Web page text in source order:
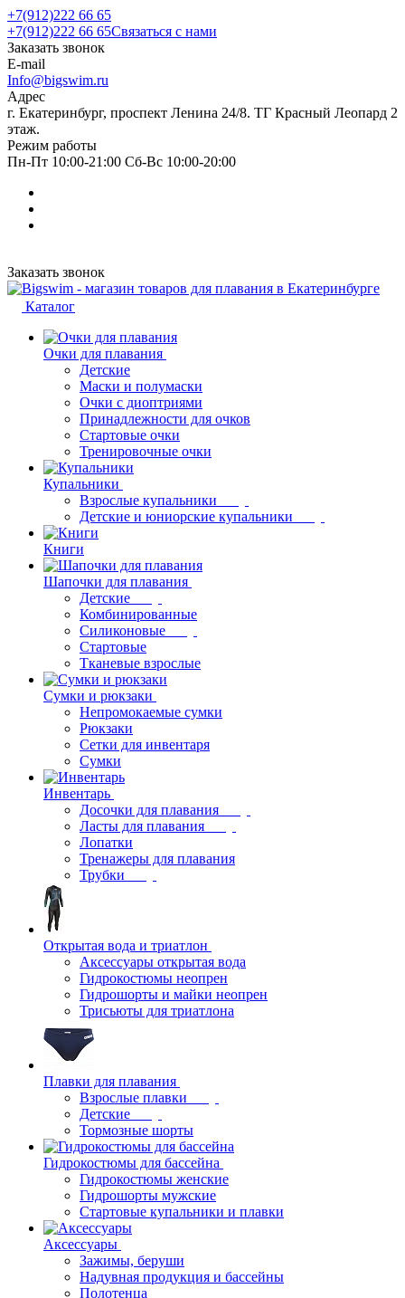
+7(912)222 66 65
+7(912)222 66 65Связаться с нами
Заказать звонок
E-mail
Info@bigswim.ru
Адрес
г. Екатеринбург, проспект Ленина 24/8. ТГ Красный Леопард 2
этаж.
Режим работы
Пн-Пт 10:00-21:00 Сб-Вс 10:00-20:00
Заказать звонок
Каталог
Очки для плавания
Детские
Маски и полумаски
Очки с диоптриями
Принадлежности для очков
Стартовые очки
Тренировочные очки
Купальники
Взрослые купальники
Детские и юниорские купальники
Книги
Шапочки для плавания
Детские
Комбинированные
Силиконовые
Стартовые
Тканевые взрослые
Сумки и рюкзаки
Непромокаемые сумки
Рюкзаки
Сетки для инвентаря
Сумки
Инвентарь
Досочки для плавания
Ласты для плавания
Лопатки
Тренажеры для плавания
Трубки
Открытая вода и триатлон
Аксессуары открытая вода
Гидрокостюмы неопрен
Гидрошорты и майки неопрен
Трисьюты для триатлона
Плавки для плавания
Взрослые плавки
Детские
Тормозные шорты
Гидрокостюмы для бассейна
Гидрокостюмы женские
Гидрошорты мужские
Стартовые купальники и плавки
Аксессуары
Зажимы, беруши
Надувная продукция и бассейны
Полотенца